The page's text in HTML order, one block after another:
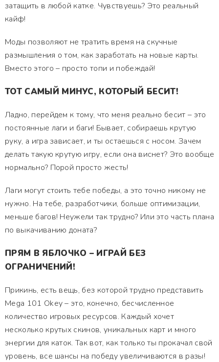
затащить в любой катке. Чувствуешь? Это реальный
кайф!
Моды позволяют не тратить время на скучные
размышления о том, как заработать на новые карты.
Вместо этого – просто топи и побеждай!
ТОТ САМЫЙ МИНУС, КОТОРЫЙ БЕСИТ!
Ладно, перейдем к тому, что меня реально бесит – это
постоянные лаги и баги! Бывает, собираешь крутую
руку, а игра зависает, и ты остаешься с носом. Зачем
делать такую крутую игру, если она виснет? Это вообще
нормально? Порой просто жесть!
Лаги могут стоить тебе победы, а это точно никому не
нужно. На тебе, разработчики, больше оптимизации,
меньше багов! Неужели так трудно? Или это часть плана
по выкачиванию доната?
ПРЯМ В ЯБЛОЧКО – ИГРАЙ БЕЗ
ОГРАНИЧЕНИЙ!
Прикинь, есть вещь, без которой трудно представить
Mega 101 Okey – это, конечно, бесчисленное
количество игровых ресурсов. Каждый хочет
несколько крутых скинов, уникальных карт и много
энергии для каток. Так вот, как только ты прокачал свой
уровень, все шансы на победу увеличиваются в разы!